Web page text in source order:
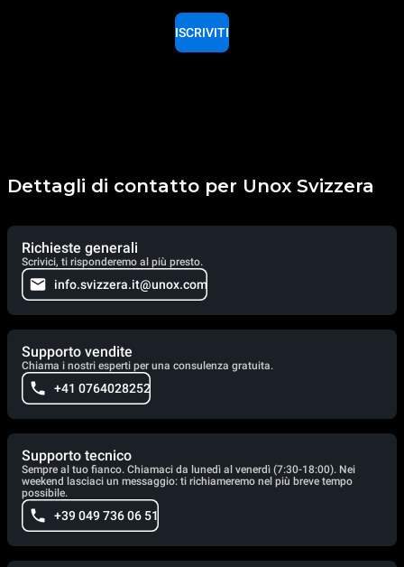
ISCRIVITI
Dettagli di contatto per Unox Svizzera
Richieste generali
Scrivici, ti risponderemo al più presto.
info.svizzera.it@unox.com
Supporto vendite
Chiama i nostri esperti per una consulenza gratuita.
+41 0764028252
Supporto tecnico
Sempre al tuo fianco. Chiamaci da lunedì al venerdì (7:30-18:00). Nei
weekend lasciaci un messaggio: ti richiameremo nel più breve tempo
possibile.
+39 049 736 06 51